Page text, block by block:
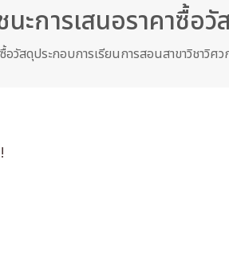
ะการเสนอราคาซื้อ
วัสดุประกอบการเรียนการสอนสาขาวิชาวิศว